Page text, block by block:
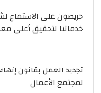
حريصون على الاستماع
خدماتنا لتحقيق أعلى
تجديد العمل بقانون
لمجتمع الأعمال